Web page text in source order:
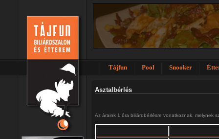
Tájfun Pool Snooker
Asztalbérlés
Az áraink 1 óra biliárdbérlésre vonatkoznak, melynek